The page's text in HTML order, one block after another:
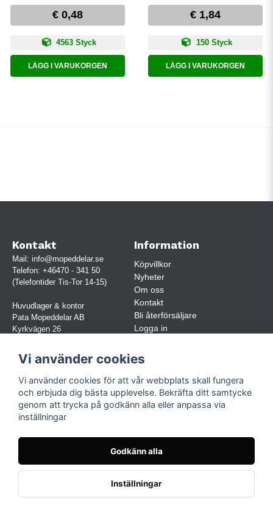
€ 0,48
4563 Styck
LÄGG I VARUKORGEN
€ 1,84
150 Styck
LÄGG I VARUKORGEN
Kontakt
Mail: info@mopeddelar.se
Telefon: +46470 - 341 50
(Telefontider Tis-Tor 14-15)
Huvudlager & kontor
Pata Mopeddelar AB
Kyrkvägen 26
(OBS. Endast förbokade besök)
Org.nr:
559030-5248
Jur. namn: Pata Mopeddelar AB
Information
Köpvillkor
Nyheter
Om oss
Kontakt
Bli återförsäljare
Logga in
Följ oss
TikTok
Vi använder cookies
Vi använder cookies för att vår webbplats skall fungera
och erbjuda dig bästa upplevelse. Bekräfta ditt samtycke
genom att trycka på godkänn alla eller anpassa via
inställningar
Godkänn alla
Inställningar